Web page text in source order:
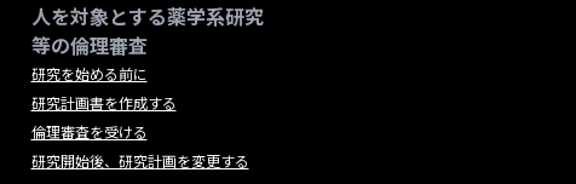
人を対象とする薬学系研究
等の倫理審査
研究を始める前に
研究計画書を作成する
倫理審査を受ける
研究開始後、研究計画を変更する